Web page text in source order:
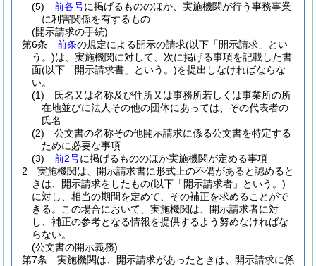
(5)
前各号に掲げるもののほか、実施機関が行う事務事業
に利害関係を有するもの
(開示請求の手続)
第6条
前条の規定による開示の請求(以下「開示請求」とい
う。)は、実施機関に対して、次に掲げる事項を記載した書
面(以下「開示請求書」という。)を提出しなければならな
い。
(1)
氏名又は名称及び住所又は事務所若しくは事業所の所
在地並びに法人その他の団体にあっては、その代表者の
氏名
(2)
公文書の名称その他開示請求に係る公文書を特定する
ために必要な事項
(3)
前2号に掲げるもののほか実施機関が定める事項
2
実施機関は、開示請求書に形式上の不備があると認めると
きは、開示請求をしたもの(以下「開示請求者」という。)
に対し、相当の期間を定めて、その補正を求めることがで
きる。
この場合において、実施機関は、開示請求者に対
し、補正の参考となる情報を提供するよう努めなければな
らない。
(公文書の開示義務)
第7条
実施機関は、開示請求があったときは、開示請求に係